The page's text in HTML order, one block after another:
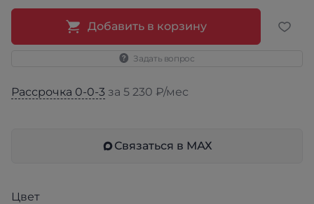
Добавить в корзину
Задать вопрос
Рассрочка 0-0-3 за 5 230 ₽/мес
Связаться в МАХ
Цвет